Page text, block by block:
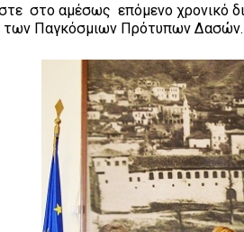
στο αμέσως επόμενο χρονικό
των Παγκόσμιων Πρότυπων Δασών.